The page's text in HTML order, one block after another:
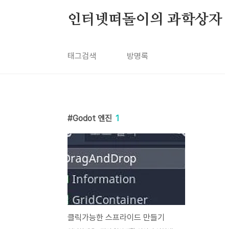
인터넷떠돌이의 과학상자
태그검색 방명록
Godot 엔진 1
클릭가능한 스프라이드 만들기